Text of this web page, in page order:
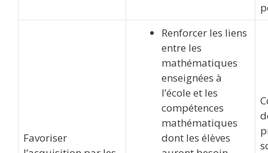
Favoriser
Renforcer les liens
entre les
mathématiques
enseignées à
l’école et les
compétences
mathématiques
dont les élèves